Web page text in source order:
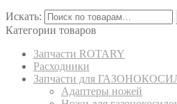
Искать:
Категории товаров
Запчасти ROTARY
Расходники
Запчасти для
Адаптеры ножей